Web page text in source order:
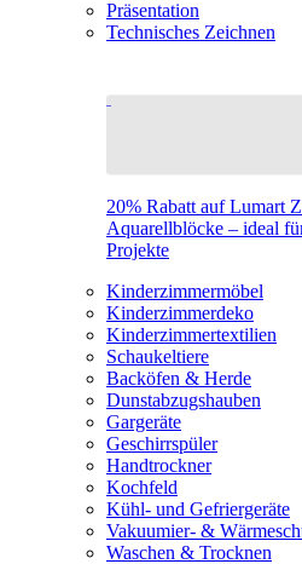
Präsentation
Technisches Zeichnen
20% Rabatt auf Lumart
Aquarellblöcke – ideal
Projekte
Kinderzimmermöbel
Kinderzimmerdeko
Kinderzimmertextilien
Schaukeltiere
Backöfen & Herde
Dunstabzugshauben
Gargeräte
Geschirrspüler
Handtrockner
Kochfeld
Kühl- und Gefriergeräte
Vakuumier- &
Waschen & Trocknen